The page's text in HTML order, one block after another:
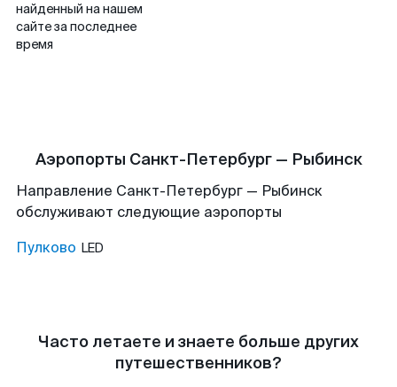
найденный на нашем
сайте за последнее
время
Аэропорты Санкт-Петербург — Рыбинск
Направление Санкт-Петербург — Рыбинск
обслуживают следующие аэропорты
Пулково LED
Часто летаете и знаете больше других
путешественников?